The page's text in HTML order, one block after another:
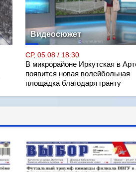
Видеосюжет
СР, 05.08 / 18:30
В микрорайоне Иркутская в
появится новая волейбольная
площадка благодаря гранту